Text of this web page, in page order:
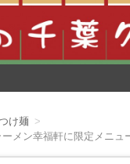
け麺
メン幸福軒に限定メニ